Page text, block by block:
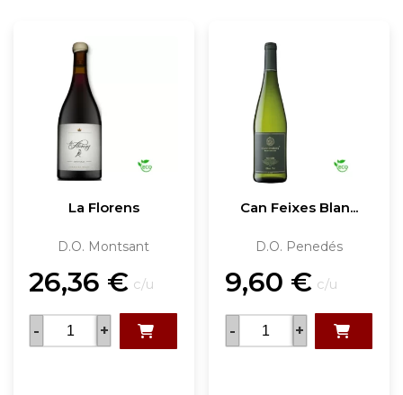
La Florens
D.O. Montsant
26,36 € c/u
- +
Can Feixes Blan...
D.O. Penedés
9,60 € c/u
- +